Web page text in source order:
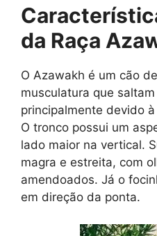
da Raça
O Azawakh é um cão
musculatura que
principalmente devido
O tronco possui um
lado maior na vertical.
magra e estreita, com
amendoados. Já o
em direção da ponta.